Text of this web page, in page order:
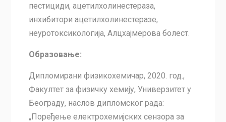
пестициди, ацетилхолинестераза,
инхибитори ацетилхолинестеразе,
неуротоксикологија, Алцхајмерова болест.
Образовање:
Дипломирани физикохемичар, 2020. год.,
Факултет за физичку хемију, Универзитет у
Београду, наслов дипломског рада:
„Поређење електрохемијских сензора за